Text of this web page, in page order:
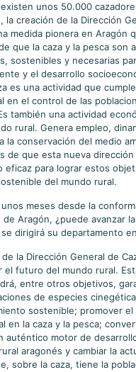
unos 50.000
la creación de la Dirección
medida pionera en Aragón
que la caza y la pesca son
sostenibles y necesarias
y el desarrollo
es una actividad que
en el control de las
también una actividad
rural. Genera empleo,
la conservación del medio
de que esta nueva
eficaz para lograr estos
del mundo rural.
unos meses desde la
Aragón, ¿puede avanzar
dirigirá su departamento
la Dirección General de
el futuro del mundo rural.
entre otros objetivos,
de especies
sostenible; promover el
en la caza y la pesca;
auténtico motor de
aragonés y cambiar la
sobre la caza, tiene la